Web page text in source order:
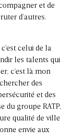
et de
d’autres.
celui de la
les talents qui
c’est là mon
des
et des
du groupe RATP,
qualité de ville
envie aux